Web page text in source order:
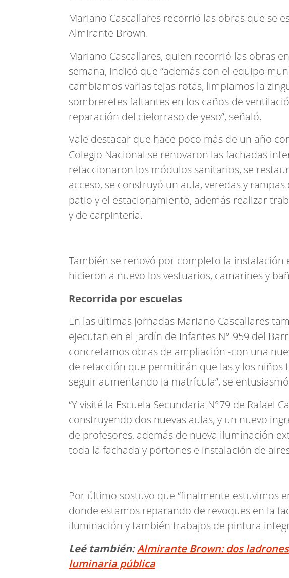
Mariano Cascallares recorrió las obras que se
Almirante Brown.
Mariano Cascallares, quien recorrió las obras
semana, indicó que “además con el equipo
cambiamos varias tejas rotas, limpiamos la
sombreretes faltantes en los caños de
reparación del cielorraso de yeso”, señaló.
Vale destacar que hace poco más de un año
Colegio Nacional se renovaron las fachadas
refaccionaron los módulos sanitarios, se
acceso, se construyó un aula, veredas y
patio y el estacionamiento, además realizar
y de carpintería.
También se renovó por completo la instalación
hicieron a nuevo los vestuarios, camarines y
Recorrida por escuelas
En las últimas jornadas Mariano Cascallares
ejecutan en el Jardín de Infantes N° 959 del
concretamos obras de ampliación -con una
de refacción que permitirán que las y los niños
seguir aumentando la matrícula”, se
“Y visité la Escuela Secundaria N°79 de Rafael
construyendo dos nuevas aulas, y un nuevo
de profesores, además de nueva iluminación
toda la fachada y portones e instalación de
Por último sostuvo que “finalmente estuvimos
donde estamos reparando de revoques en la
iluminación y también trabajos de pintura
Leé también:Almirante Brown: dos
luminaria pública